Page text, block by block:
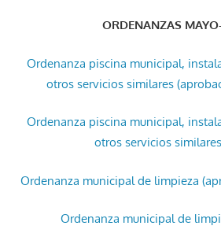
ORDENANZAS
Ordenanza piscina municipal,
otros servicios similares
Ordenanza piscina municipal,
otros servicios
Ordenanza municipal de limpieza
Ordenanza municipal de